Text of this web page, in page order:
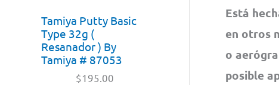
Tamiya Putty Basic
Type 32g (
Resanador ) By
Tamiya # 87053
$195.00
Está
en otros
o
posible